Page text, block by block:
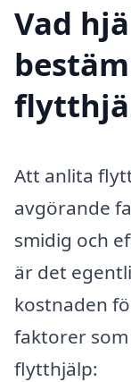
Vad
Att anlita
avgörande
smidig och
är det
kostnaden
faktorer
flytthjälp: